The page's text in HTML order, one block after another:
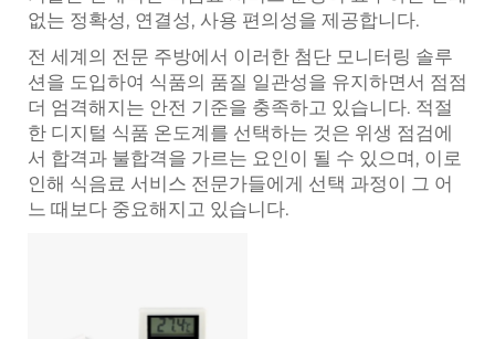
없는 정확성, 연결성, 사용 편의성을 제공합니다.
전 세계의 전문 주방에서 이러한 첨단 모니터링 솔루
션을 도입하여 식품의 품질 일관성을 유지하면서 점점
더 엄격해지는 안전 기준을 충족하고 있습니다. 적절
한 디지털 식품 온도계를 선택하는 것은 위생 점검에
서 합격과 불합격을 가르는 요인이 될 수 있으며, 이로
인해 식음료 서비스 전문가들에게 선택 과정이 그 어
느 때보다 중요해지고 있습니다.